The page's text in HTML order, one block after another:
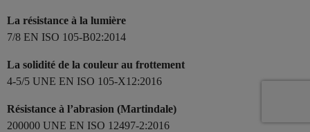
La résistance à la lumière
7/8 EN ISO 105-B02:2014
La solidité de la couleur au frottement
4-5/5 UNE EN ISO 105-X12:2016
Résistance à l’abrasion (Martindale)
200000 UNE EN ISO 12497-2:2016